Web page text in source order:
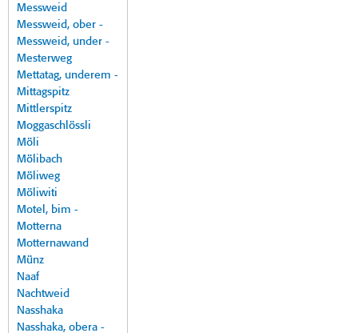
Messweid
Messweid, ober -
Messweid, under -
Mesterweg
Mettatag, underem -
Mittagspitz
Mittlerspitz
Moggaschlössli
Möli
Mölibach
Möliweg
Möliwiti
Motel, bim -
Motterna
Motternawand
Münz
Naaf
Nachtweid
Nasshaka
Nasshaka, obera -